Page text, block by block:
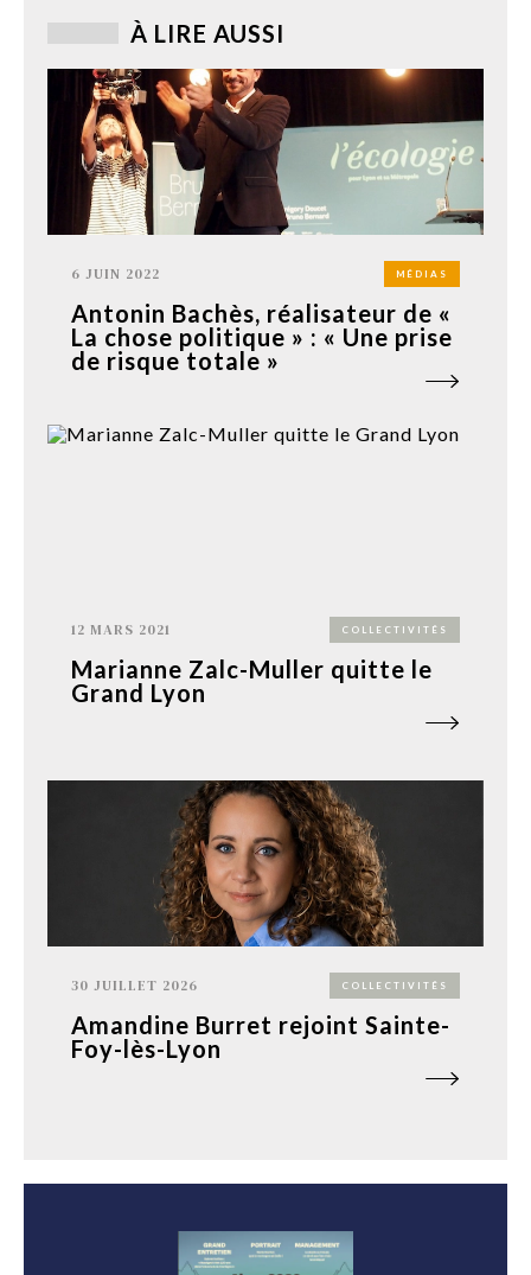
À LIRE AUSSI
6 JUIN 2022 MÉDIAS
Antonin Bachès, réalisateur de «
La chose politique » : « Une prise
de risque totale »
12 MARS 2021 COLLECTIVITÉS
Marianne Zalc-Muller quitte le
Grand Lyon
30 JUILLET 2026 COLLECTIVITÉS
Amandine Burret rejoint Sainte-
Foy-lès-Lyon